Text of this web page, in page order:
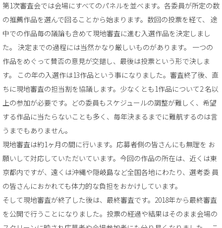
第1次審査会では会場にすべてのパネルを並べます。各委員が所定の数
の推薦作品を選んで回ることから始まります。数回の投票を経て、 途
中での作品毎の議論も含めて現地審査に進む入選作品を決定しまし
た。 決定までの過程には当然かなり厳しいものがあります。 一つの
作品をめぐって賛否の意見が交錯し、最後は投票という形で決しま
す。 この年の入選作は13作品という事になりました。審査終了後、直
ちに現地審査の担当割を協議します。少なくとも1作品について2 名以
上の参加が必要です。どの委員もスケジュールの調整が難しく、希望
する作品に当たらないことも多く、毎年決まるまでに難航するのは言
うまでもありません。
現地審査は約1ヶ月の間に行います。応募者側の皆さんにも無理を お
願いして対応していただいています。今回の作品の所在は、近くは東
京都内ですが、遠くは沖縄や隠岐島など全国各地にわたり、選考委 員
の皆さんにおかれても体力的な負担をおかけしています。
そして現地審査が終了した後は、最終審査です。2018年から最終審査
を公開で行うことになりました。投票の経過や結果はそのまま会場の